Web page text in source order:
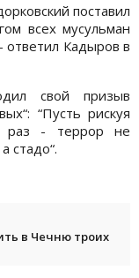
поставил
всех мусульман
ответил Кадыров в
свой призыв
“Пусть рискуя
раз - террор не
стадо“.
в Чечню троих